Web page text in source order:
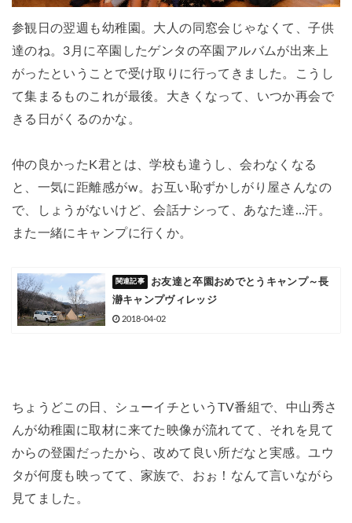
参観日の翌週も幼稚園。大人の同窓会じゃなくて、子供
達のね。3月に卒園したゲンタの卒園アルバムが出来上
がったということで受け取りに行ってきました。こうし
て集まるものこれが最後。大きくなって、いつか再会で
きる日がくるのかな。
仲の良かったK君とは、学校も違うし、会わなくなる
と、一気に距離感がw。お互い恥ずかしがり屋さんなの
で、しょうがないけど、会話ナシって、あなた達…汗。
また一緒にキャンプに行くか。
お友達と卒園おめでとうキャンプ～長
瀞キャンプヴィレッジ
2018-04-02
ちょうどこの日、シューイチというTV番組で、中山秀さ
んが幼稚園に取材に来てた映像が流れてて、それを見て
からの登園だったから、改めて良い所だなと実感。ユウ
タが何度も映ってて、家族で、おぉ！なんて言いながら
見てました。